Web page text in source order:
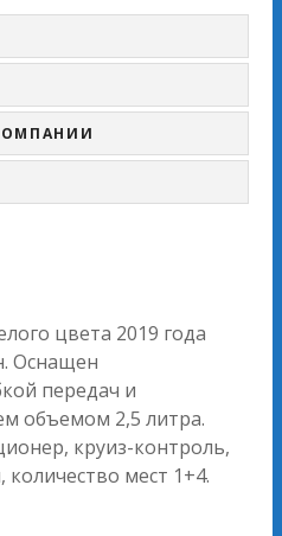
цвета 2019 года
Оснащен
передач и
объемом 2,5 литра.
круиз-контроль,
мест 1+4.